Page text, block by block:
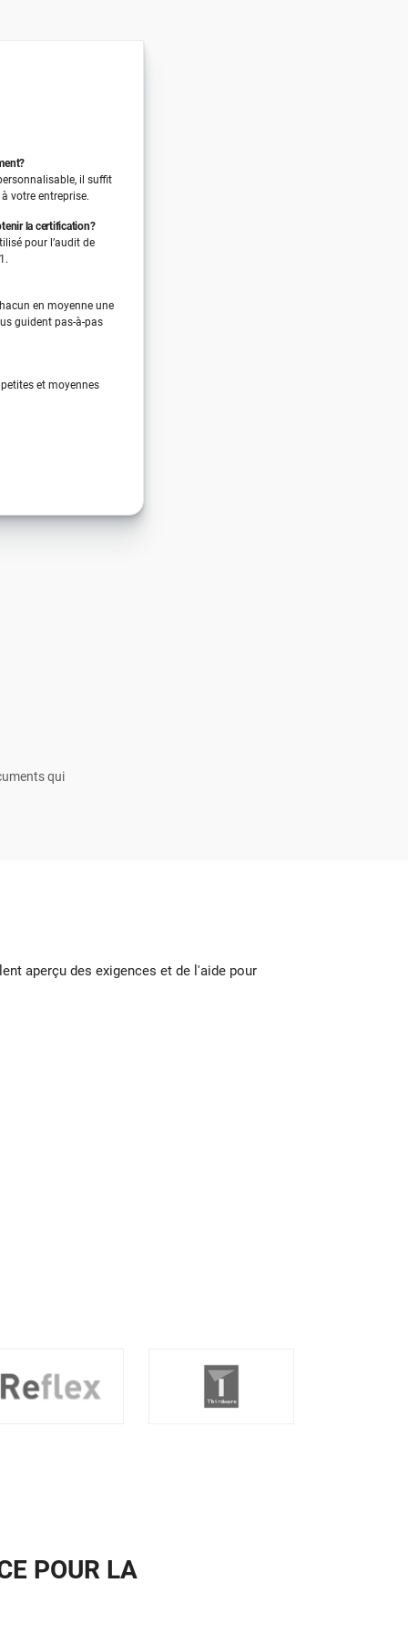
il suffit
votre entreprise.
la certification?
pour l’audit de
en moyenne une
guident pas-à-pas
et moyennes
qui
aperçu des exigences et de l'aide pour
POUR LA